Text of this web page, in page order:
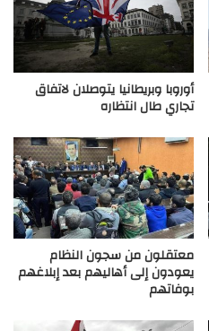
أوروبا وبريطانيا يتوصلان لاتفاق
تجاري طال انتظاره
معتقلون من سجون النظام
يعودون إلى أهاليهم بعد إبلاغهم
بوفاتهم